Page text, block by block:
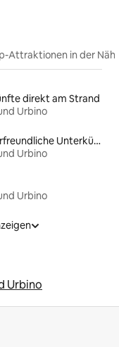
Attraktionen in der
direkt am Strand
Urbino
Haustierfreundliche Unterkünfte
Urbino
Urbino
Urbino